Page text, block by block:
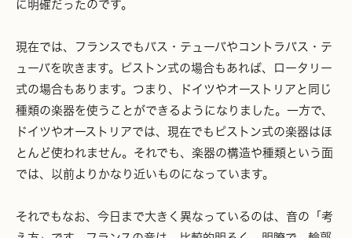
に明確だったのです。
現在では、フランスでもバス・テューバやコントラバス・テ
ューバを吹きます。ピストン式の場合もあれば、ロータリー
式の場合もあります。つまり、ドイツやオーストリアと同じ
種類の楽器を使うことができるようになりました。一方で、
ドイツやオーストリアでは、現在でもピストン式の楽器はほ
とんど使われません。それでも、楽器の構造や種類という面
では、以前よりかなり近いものになっています。
それでもなお、今日まで大きく異なっているのは、音の「考